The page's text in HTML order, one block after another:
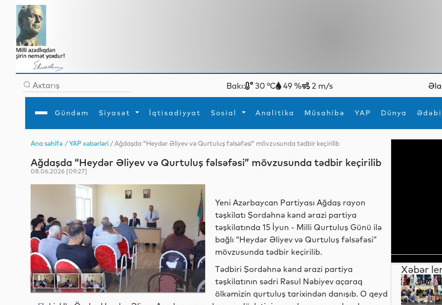
Bakı: 30 °C 49 % 2 m/s
Gündəm Siyasət İqtisadiyyat Sosial Analitika Müsahibə YAP Dünya
Gündəm
İqtisadiyyat
Analitika
Mədəniyyət
MEDİA
Xarici siyasətTurizm
Hadisə
İdman Yeni texnologiyalar
Ana səhifə /YAP xəbərləri / Ağdaşda “Heydər Əliyev və Qurtuluş fəlsəfəsi” mövzusunda tədbir keçirilib
Ağdaşda “Heydər Əliyev və Qurtuluş fəlsəfəsi” mövzusunda tədbir keçirilib
08.06.2026 [09:27]
Yeni Azərbaycan Partiyası Ağdaş rayon
təşkilatı Şordəhnə kənd ərazi partiya
təşkilatında 15 İyun - Milli Qurtuluş Günü ilə
bağlı “Heydər Əliyev və Qurtuluş fəlsəfəsi”
mövzusunda tədbir keçirilib.
Tədbiri Şordəhnə kənd ərazi partiya
təşkilatının sədri Rəsul Nəbiyev açaraq
ölkəmizin qurtuluş tarixindən danışıb. O qeyd
Xəbər